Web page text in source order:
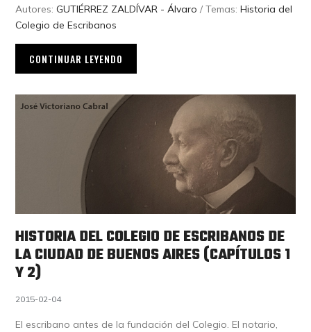
Autores:GUTIÉRREZ ZALDÍVAR - Álvaro / Temas:Historia del
Colegio de Escribanos
CONTINUAR LEYENDO
HISTORIA DEL COLEGIO DE ESCRIBANOS DE
LA CIUDAD DE BUENOS AIRES (CAPÍTULOS 1
Y 2)
2015-02-04
El escribano antes de la fundación del Colegio. El notario,